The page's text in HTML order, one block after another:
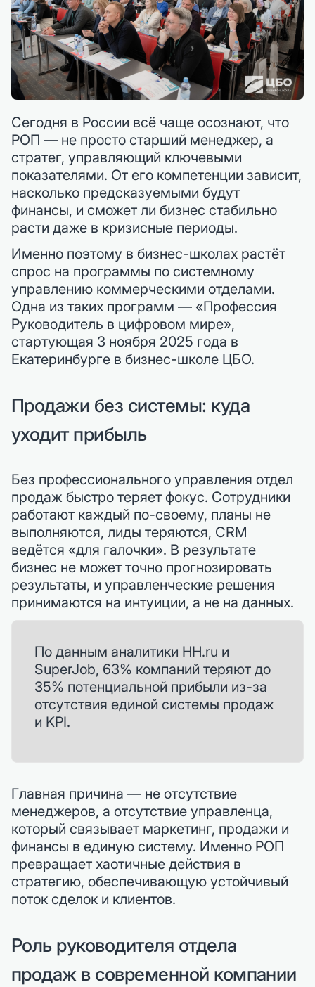
Сегодня в России всё чаще осознают, что
РОП — не просто старший менеджер, а
стратег, управляющий ключевыми
показателями. От его компетенции зависит,
насколько предсказуемыми будут
финансы, и сможет ли бизнес стабильно
расти даже в кризисные периоды.
Именно поэтому в бизнес-школах растёт
спрос на программы по системному
управлению коммерческими отделами.
Одна из таких программ — «Профессия
Руководитель в цифровом мире»,
стартующая 3 ноября 2025 года в
Екатеринбурге в бизнес-школе ЦБО.
Продажи без системы: куда
уходит прибыль
Без профессионального управления отдел
продаж быстро теряет фокус. Сотрудники
работают каждый по-своему, планы не
выполняются, лиды теряются, CRM
ведётся «для галочки». В результате
бизнес не может точно прогнозировать
результаты, и управленческие решения
принимаются на интуиции, а не на данных.
По данным аналитики HH.ru и
SuperJob, 63% компаний теряют до
35% потенциальной прибыли из-за
отсутствия единой системы продаж
и KPI.
Главная причина — не отсутствие
менеджеров, а отсутствие управленца,
который связывает маркетинг, продажи и
финансы в единую систему. Именно РОП
превращает хаотичные действия в
стратегию, обеспечивающую устойчивый
поток сделок и клиентов.
Роль руководителя отдела
продаж в современной компании